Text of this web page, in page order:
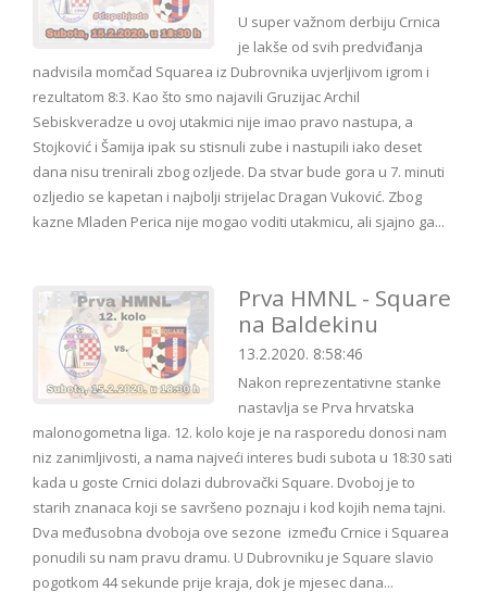
U super važnom derbiju Crnica
je lakše od svih predviđanja
nadvisila momčad Squarea iz Dubrovnika uvjerljivom igrom i
rezultatom 8:3. Kao što smo najavili Gruzijac Archil
Sebiskveradze u ovoj utakmici nije imao pravo nastupa, a
Stojković i Šamija ipak su stisnuli zube i nastupili iako deset
dana nisu trenirali zbog ozljede. Da stvar bude gora u 7. minuti
ozljedio se kapetan i najbolji strijelac Dragan Vuković. Zbog
kazne Mladen Perica nije mogao voditi utakmicu, ali sjajno ga...
Prva HMNL - Square
na Baldekinu
13.2.2020. 8:58:46
Nakon reprezentativne stanke
nastavlja se Prva hrvatska
malonogometna liga. 12. kolo koje je na rasporedu donosi nam
niz zanimljivosti, a nama najveći interes budi subota u 18:30 sati
kada u goste Crnici dolazi dubrovački Square. Dvoboj je to
starih znanaca koji se savršeno poznaju i kod kojih nema tajni.
Dva međusobna dvoboja ove sezone između Crnice i Squarea
ponudili su nam pravu dramu. U Dubrovniku je Square slavio
pogotkom 44 sekunde prije kraja, dok je mjesec dana...